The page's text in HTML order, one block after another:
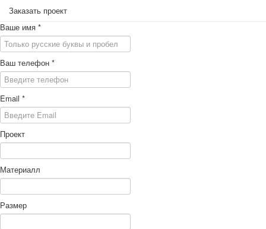
Заказать проект
Ваше имя *
Ваш телефон *
Email *
Проект
Материалл
Размер